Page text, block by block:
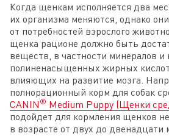
Когда щенкам исполняется два
их организма меняются, однако
от потребностей взрослого
щенка рационе должно быть
веществ, в частности минералов и
полиненасыщенных жирных
влияющих на развитие мозга.
полнорационный корм для собак
CANIN ® Medium Puppy (Щенки
подойдет для кормления щенков
в возрасте от двух до двенадцати